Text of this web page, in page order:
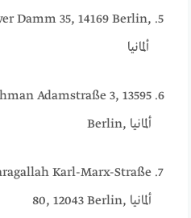
Damm 35, 14169 Berlin,
Adamstraße 3, 13595
Berlin, ألمانيا
Karl-Marx-Straße
80, 12043 Berlin, ألمانيا